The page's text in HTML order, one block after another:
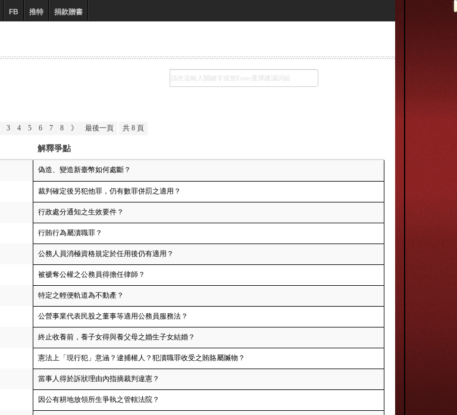
FB 推特 捐款贈書
3 4 5 6 7 8 》 最後一頁 共 8 頁
解釋爭點
偽造、變造新臺幣如何處斷？
裁判確定後另犯他罪，仍有數罪併罰之適用？
行政處分通知之生效要件？
行賄行為屬瀆職罪？
公務人員消極資格規定於任用後仍有適用？
被褫奪公權之公務員得擔任律師？
特定之輕便軌道為不動產？
公營事業代表民股之董事等適用公務員服務法？
終止收養前，養子女得與養父母之婚生子女結婚？
憲法上「現行犯」意涵？逮捕權人？犯瀆職罪收受之賄賂屬贓物？
當事人得於訴狀理由內指摘裁判違憲？
因公有耕地放領所生爭執之管轄法院？